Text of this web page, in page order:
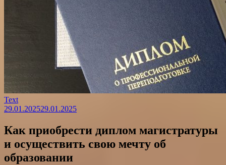
Text
29.01.202529.01.2025
Как приобрести диплом магистратуры
и осуществить свою мечту об
образовании